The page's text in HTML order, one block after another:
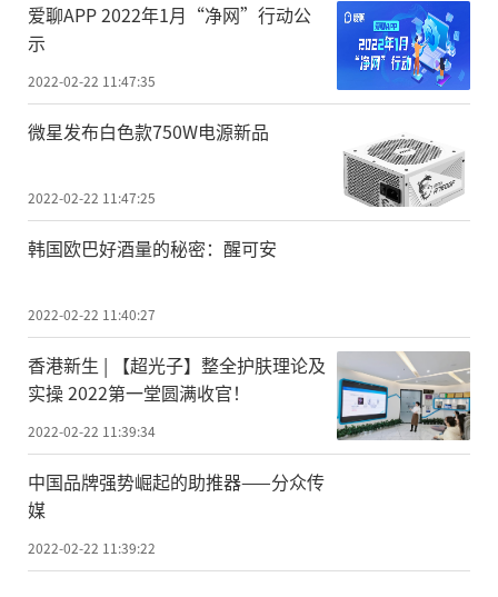
爱聊APP 2022年1月“净网”行动公
示
2022-02-22 11:47:35
微星发布白色款750W电源新品
2022-02-22 11:47:25
韩国欧巴好酒量的秘密：醒可安
2022-02-22 11:40:27
香港新生 | 【超光子】整全护肤理论及
实操 2022第一堂圆满收官！
2022-02-22 11:39:34
中国品牌强势崛起的助推器——分众传
媒
2022-02-22 11:39:22